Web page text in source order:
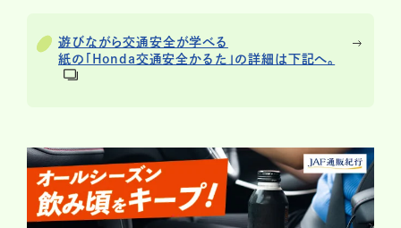
遊びながら交通安全が学べる
紙の「Honda交通安全かるた」の詳細は下記へ。